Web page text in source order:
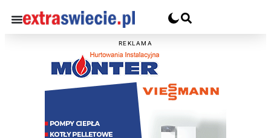
REKLAMA